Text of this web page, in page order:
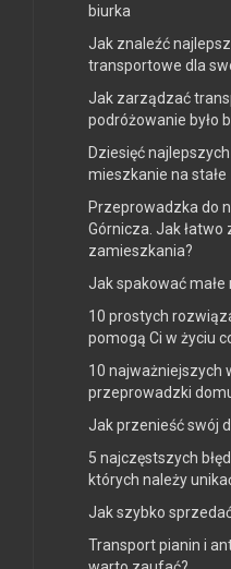
biurka
Jak znaleźć
transportowe dla
Jak zarządzać
podróżowanie było
Dziesięć
mieszkanie na stałe
Przeprowadzka do
Górnicza. Jak łatwo
zamieszkania?
Jak spakować małe
10 prostych
pomogą Ci w życiu
10 najważniejszych
przeprowadzki
Jak przenieść swój
5 najczęstszych
których należy
Jak szybko
Transport pianin i